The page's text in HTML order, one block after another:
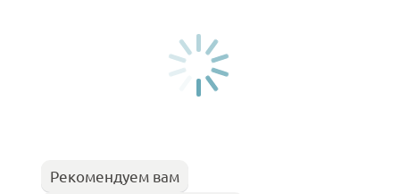
Рекомендуем вам